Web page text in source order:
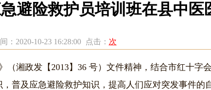
避险救护员培训班在县中医
：2020-10-23 16:28:00 点击： 次
（湘政发【2013】 36 号）文件精神，结合市红十字
普及应急避险救护知识，提高人们应对突发事件的